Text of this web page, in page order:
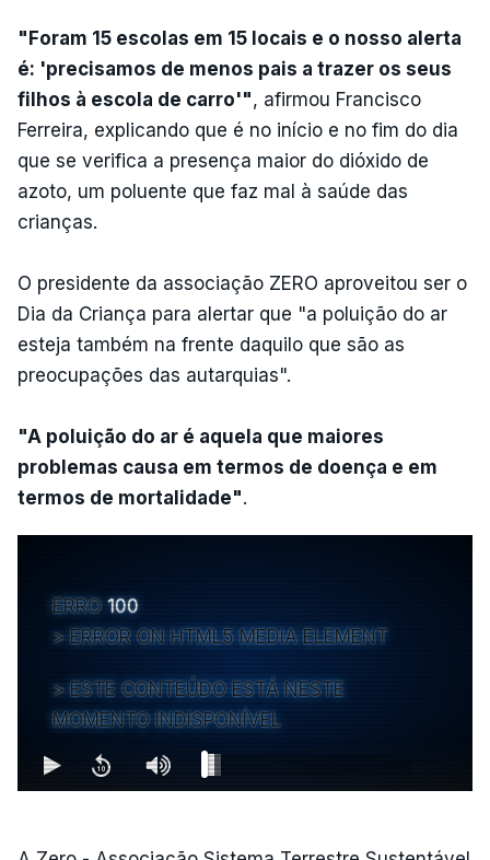
"Foram 15 escolas em 15 locais e o nosso alerta
é: 'precisamos de menos pais a trazer os seus
filhos à escola de carro'", afirmou Francisco
Ferreira, explicando que é no início e no fim do dia
que se verifica a presença maior do dióxido de
azoto, um poluente que faz mal à saúde das
crianças.
O presidente da associação ZERO aproveitou ser o
Dia da Criança para alertar que "a poluição do ar
esteja também na frente daquilo que são as
preocupações das autarquias".
"A poluição do ar é aquela que maiores
problemas causa em termos de doença e em
termos de mortalidade".
ERRO 100
ERROR ON HTML5 MEDIA ELEMENT
ESTE CONTEÚDO ESTÁ NESTE
MOMENTO INDISPONÍVEL